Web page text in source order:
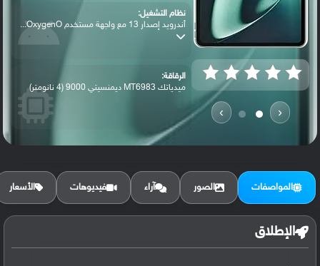
‹
›
نظام التشغيل:
أندرويد إصدار 13 مع واجهة مستخدم OxygenO...
الرقاقة:
ميدياتك MT6983 ديمنسيتي 9000 (4 نانومتر)
الرام / التخزين:
المواصفات الصور آراء فيديوهات الأسعار
الإطلاق